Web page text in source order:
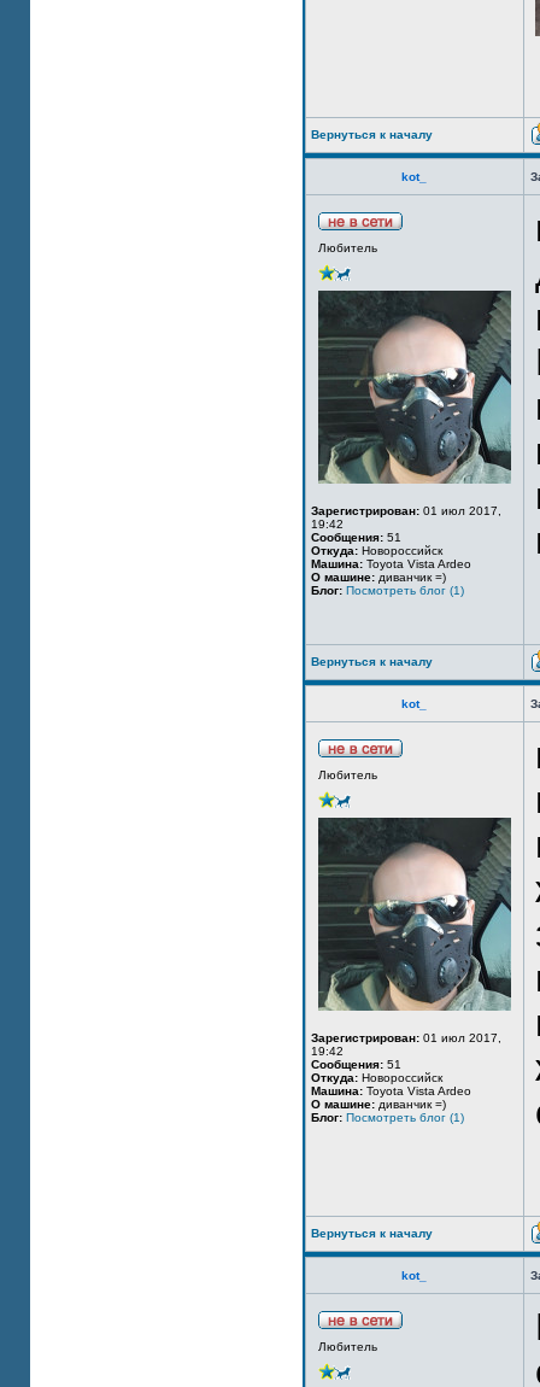
Вернуться к началу
kot_
Любитель
Зарегистрирован: 01 июл 2017,
19:42
Сообщения: 51
Откуда: Новороссийск
Машина: Toyota Vista Ardeo
О машине: диванчик =)
Блог: Посмотреть блог (1)
Вернуться к началу
kot_
Любитель
Зарегистрирован: 01 июл 2017,
19:42
Сообщения: 51
Откуда: Новороссийск
Машина: Toyota Vista Ardeo
О машине: диванчик =)
Блог: Посмотреть блог (1)
Вернуться к началу
kot_
Любитель